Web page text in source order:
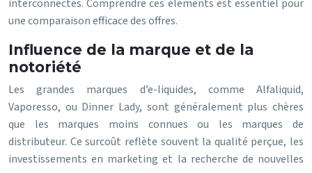
interconnectés. Comprendre ces éléments est essentiel pour
une comparaison efficace des offres.
Influence de la marque et de la
notoriété
Les grandes marques d’e-liquides, comme Alfaliquid,
Vaporesso, ou Dinner Lady, sont généralement plus chères
que les marques moins connues ou les marques de
distributeur. Ce surcoût reflète souvent la qualité perçue, les
investissements en marketing et la recherche de nouvelles